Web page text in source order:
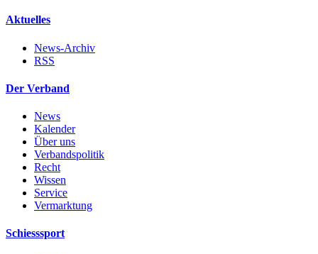
Aktuelles
News-Archiv
RSS
Der Verband
News
Kalender
Über uns
Verbandspolitik
Recht
Wissen
Service
Vermarktung
Schiesssport